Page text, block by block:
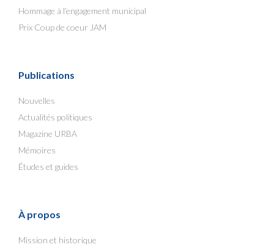
Hommage à l’engagement municipal
Prix Coup de coeur JAM
Publications
Nouvelles
Actualités politiques
Magazine URBA
Mémoires
Études et guides
À propos
Mission et historique